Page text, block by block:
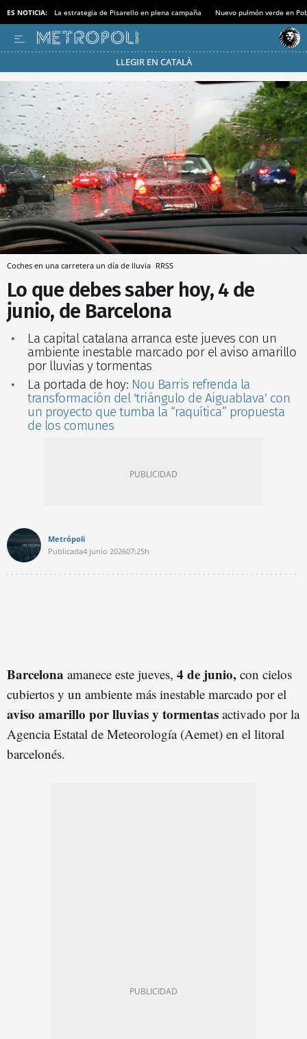
ES NOTICIA: La estrategia de Pisarello en plena campaña Nuevo pulmón verde en
LLEGIR EN CATALÀ
Pásate al MODO AHORRO
Coches en una carretera un día de lluvia RRSS
Lo que debes saber hoy, 4 de
junio, de Barcelona
La capital catalana arranca este jueves con un
ambiente inestable marcado por el aviso amarillo
por lluvias y tormentas
La portada de hoy: Nou Barris refrenda la
transformación del 'triángulo de Aiguablava' con
un proyecto que tumba la “raquítica” propuesta
de los comunes
Metrópoli
Publicada4 junio 202607:25h
Barcelona amanece este jueves, 4 de junio, con cielos
cubiertos y un ambiente más inestable marcado por el
aviso amarillo por lluvias y tormentas activado por la
Agencia Estatal de Meteorología (Aemet) en el litoral
barcelonés.